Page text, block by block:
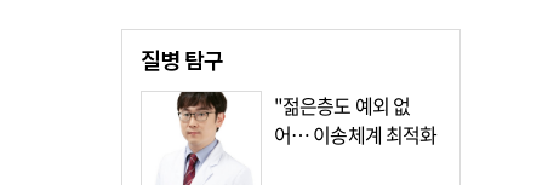
질병탐구
"젊은층도 예외 없
어… 이송체계 최적화